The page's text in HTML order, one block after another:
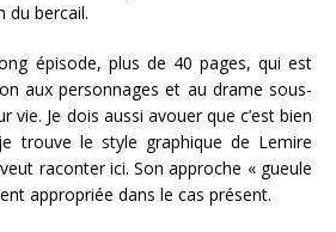
du bercail.
épisode, plus de 40 pages, qui est
aux personnages et au drame sous-
vie. Je dois aussi avouer que c’est bien
trouve le style graphique de Lemire
raconter ici. Son approche « gueule
appropriée dans le cas présent.